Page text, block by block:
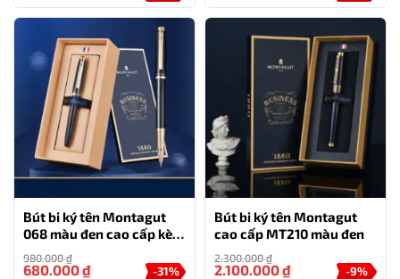
Bút Montagut chính hãng068 màu bạc dập vân có kiểu
dáng tinh tế và đẳng cấp. Màu sắc bạc vân lấp lánh tạo
nên điểm nhấn nổi bật và cuốn hút cho bút, tạo ra vẻ
đẹp độc đáo và cá tính cho người sử dụng. Bút bi này
chắc chắn sẽ ghi điểm với những ai yêu thích sự sang
trọng và đẳng cấp.
TƯ VẤN
0777.222.555
Bút bi ký tên Montagut
068 màu đen cao cấp kèm
hộp đựng và túi
980.000₫
-31%
680.000₫
Bút bi ký tên Montagut
cao cấp MT210 màu đen
2.300.000₫
-9%
2.100.000₫